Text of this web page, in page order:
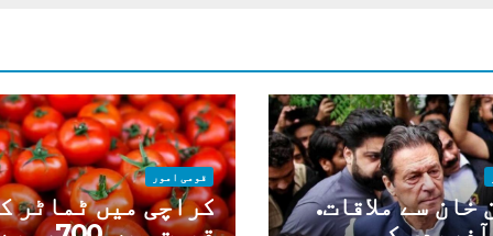
خان سے ملاقات.
قومی امور
کراچی میں ٹماٹر